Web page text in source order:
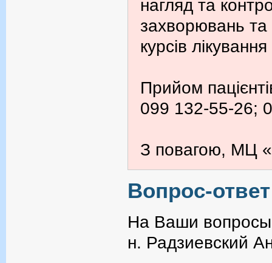
нагляд та
захворювань
курсів лікування
Прийом
099 132-55-26;
З повагою, МЦ
Вопрос-
На Ваши вопросы
н. Радзиевский